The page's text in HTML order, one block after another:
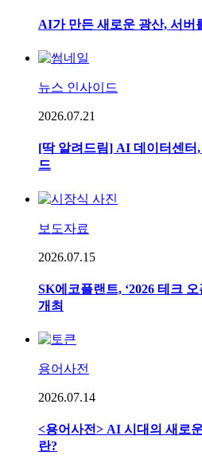
AI가 만든 새로운 광산, 서버
뉴스 인사이드
2026.07.21
[딱 알려드림] AI 데이터센터
드
보도자료
2026.07.15
SK에코플랜트, ‘2026 테크
개최
용어사전
2026.07.14
<용어사전> AI 시대의 새로
란?